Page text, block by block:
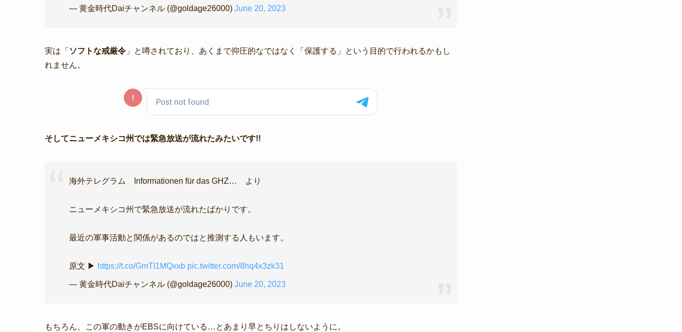
— 黄金時代Daiチャンネル (@goldage26000) June 20, 2023
実は「 ソフトな戒厳令 」と噂されており、あくまで抑圧的なではなく「保護する」という目的で行われるかもし
れません。
そしてニューメキシコ州では緊急放送が流れたみたいです!!
海外テレグラム Informationen für das GHZ… より
ニューメキシコ州で緊急放送が流れたばかりです。
最近の軍事活動と関係があるのではと推測する人もいます。
原文 ▶ https://t.co/GmTI1MQxxb pic.twitter.com/8hq4x3zk31
— 黄金時代Daiチャンネル (@goldage26000) June 20, 2023
もちろん、この軍の動きがEBSに向けている…とあまり早とちりはしないように。